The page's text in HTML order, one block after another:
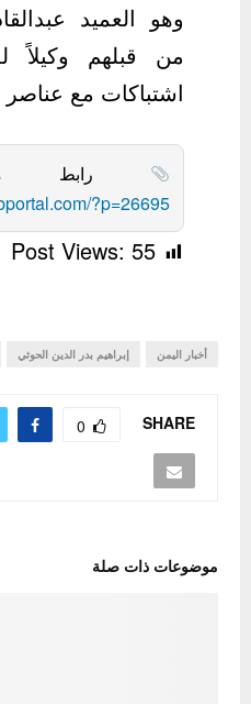
وهو العميد
من قبلهم
اشتباكات مع
رابط
?p=26695
Post Views: 55
أخبار اليمن إبراهيم بدر الدين الحوثي
SHARE
0
موضوعات ذات صلة